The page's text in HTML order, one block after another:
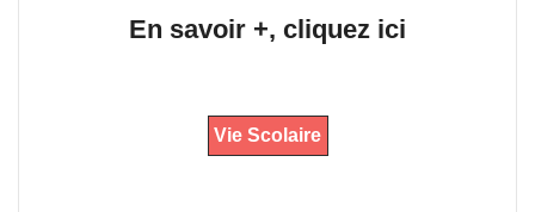
En savoir +, cliquez ici
Vie Scolaire